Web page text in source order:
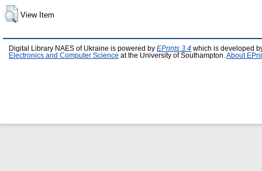
View Item
Digital Library NAES of Ukraine is powered by EPrints 3.4 which is developed
Electronics and Computer Science at the University of Southampton. About